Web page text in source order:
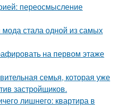
переосмысление
стала одной из самых
на первом этаже
семья, которая уже
застройщиков.
лишнего: квартира в